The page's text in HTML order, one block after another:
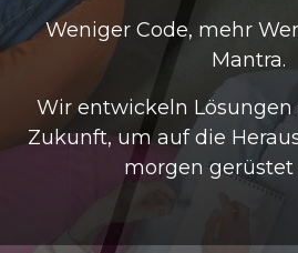
Weniger Code, mehr
Mantra.
Wir entwickeln
Zukunft, um auf die
morgen gerüstet